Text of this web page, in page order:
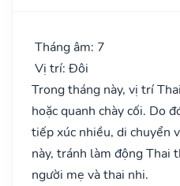
Tháng âm: 7
Vị trí: Đôi
Trong tháng này, vị trí
hoặc quanh chày cối. Do
tiếp xúc nhiều, di chuyển
này, tránh làm động Thai
người mẹ và thai nhi.